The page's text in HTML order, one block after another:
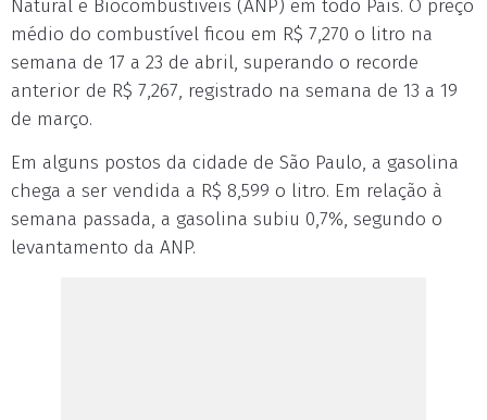
Natural e Biocombustíveis (ANP) em todo País. O preço
médio do combustível ficou em R$ 7,270 o litro na
semana de 17 a 23 de abril, superando o recorde
anterior de R$ 7,267, registrado na semana de 13 a 19
de março.
Em alguns postos da cidade de São Paulo, a gasolina
chega a ser vendida a R$ 8,599 o litro. Em relação à
semana passada, a gasolina subiu 0,7%, segundo o
levantamento da ANP.